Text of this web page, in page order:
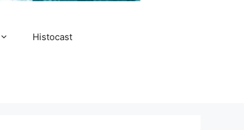
Histocast